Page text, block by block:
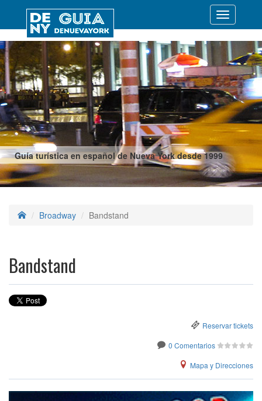
Guía turística en español de Nueva York desde 1999
Desplegar
Broadway Bandstand
Bandstand
Reservar tickets
0 Comentarios
Mapa y Direcciones